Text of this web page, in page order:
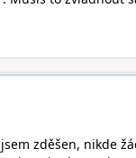
zděšen, nikde